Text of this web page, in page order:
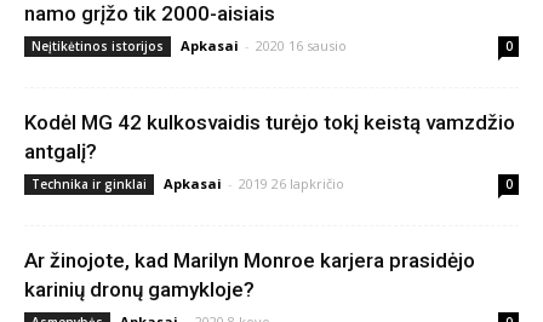
namo grįžo tik 2000-aisiais
Neįtikėtinos istorijos Apkasai - 2020 16 sausio 0
Kodėl MG 42 kulkosvaidis turėjo tokį keistą vamzdžio
antgalį?
Technika ir ginklai Apkasai - 2019 26 lapkričio 0
Ar žinojote, kad Marilyn Monroe karjera prasidėjo
karinių dronų gamykloje?